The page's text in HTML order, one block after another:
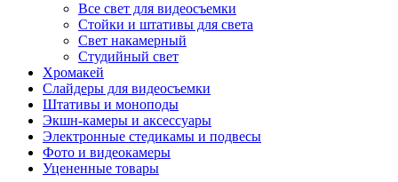
Все свет для видеосъемки
Стойки и штативы для света
Свет накамерный
Студийный свет
Хромакей
Слайдеры для видеосъемки
Штативы и моноподы
Экшн-камеры и аксессуары
Электронные стедикамы и подвесы
Фото и видеокамеры
Уцененные товары